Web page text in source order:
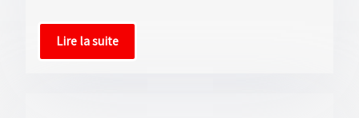
Lire la suite